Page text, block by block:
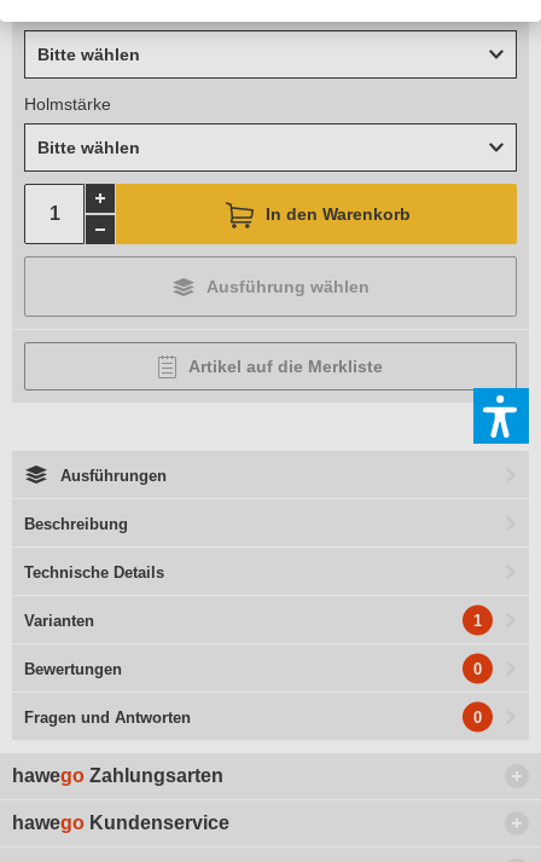
Bitte wählen
Holmstärke
Bitte wählen
In den Warenkorb
Ausführung wählen
Artikel auf die Merkliste
Ausführungen
Beschreibung
Technische Details
Varianten 1
Bewertungen 0
Fragen und Antworten 0
hawego Zahlungsarten
hawego Kundenservice